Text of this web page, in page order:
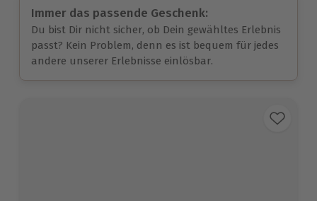
Immer das passende Geschenk:
Du bist Dir nicht sicher, ob Dein gewähltes Erlebnis
passt? Kein Problem, denn es ist bequem für jedes
andere unserer Erlebnisse einlösbar.